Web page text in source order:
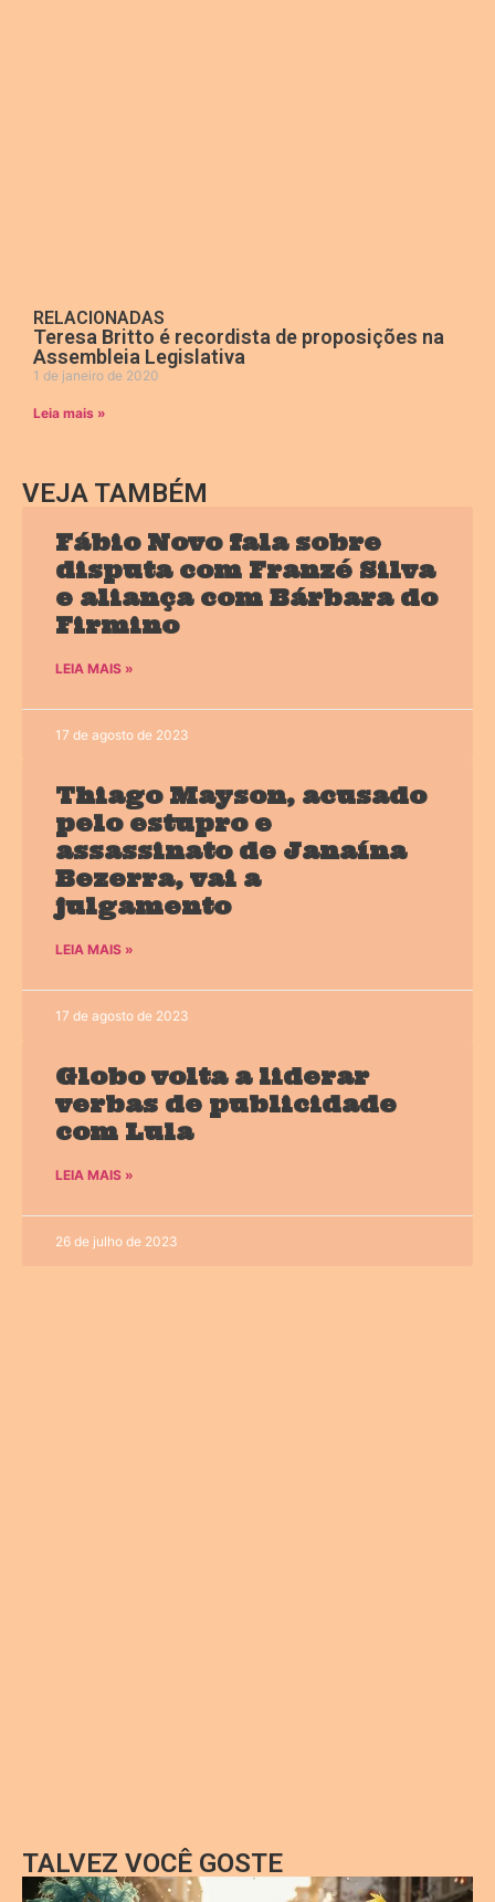
RELACIONADAS
Teresa Britto é recordista de proposições na
Assembleia Legislativa
1 de janeiro de 2020
Leia mais »
VEJA TAMBÉM
Fábio Novo fala sobre
disputa com Franzé Silva
e aliança com Bárbara do
Firmino
LEIA MAIS »
17 de agosto de 2023
Thiago Mayson, acusado
pelo estupro e
assassinato de Janaína
Bezerra, vai a
julgamento
LEIA MAIS »
17 de agosto de 2023
Globo volta a liderar
verbas de publicidade
com Lula
LEIA MAIS »
26 de julho de 2023
TALVEZ VOCÊ GOSTE